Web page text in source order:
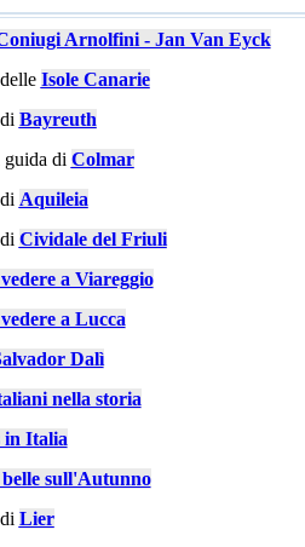
Arnolfini - Jan Van Eyck
Isole Canarie
Bayreuth
guida di Colmar
Aquileia
Cividale del Friuli
a Viareggio
a Lucca
Dalì
nella storia
in Italia
sull'Autunno
Lier